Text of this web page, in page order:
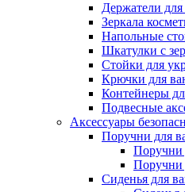
Держатели
Зеркала
Напольные
Шкатулки с
Стойки для
Крючки для
Контейнеры
Подвесные
Аксессуары
Поручни для
Поручни
Поручни
Сиденья для